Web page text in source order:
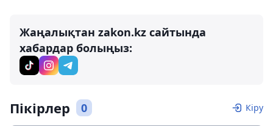
Жаңалықтан zakon.kz сайтында
хабардар болыңыз:
Пікірлер 0 Кіру